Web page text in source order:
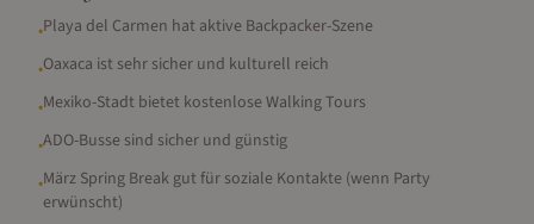
•Playa del Carmen hat aktive Backpacker-Szene
•Oaxaca ist sehr sicher und kulturell reich
•Mexiko-Stadt bietet kostenlose Walking Tours
•ADO-Busse sind sicher und günstig
•März Spring Break gut für soziale Kontakte (wenn Party
erwünscht)